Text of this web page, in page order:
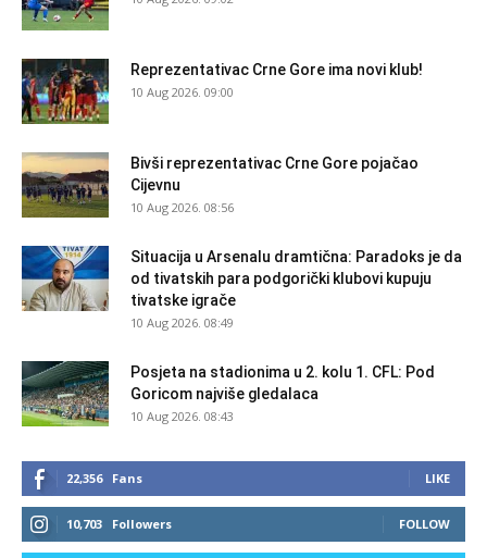
Reprezentativac Crne Gore ima novi klub!
10 Aug 2026. 09:00
Bivši reprezentativac Crne Gore pojačao
Cijevnu
10 Aug 2026. 08:56
Situacija u Arsenalu dramtična: Paradoks je da
od tivatskih para podgorički klubovi kupuju
tivatske igrače
10 Aug 2026. 08:49
Posjeta na stadionima u 2. kolu 1. CFL: Pod
Goricom najviše gledalaca
10 Aug 2026. 08:43
22,356 Fans LIKE
10,703 Followers FOLLOW